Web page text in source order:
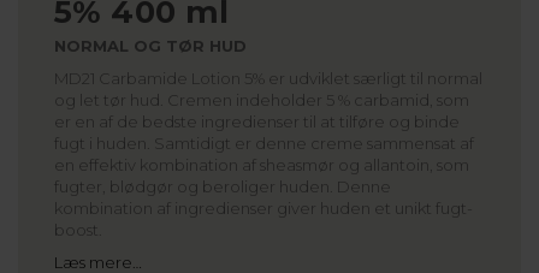
5% 400 ml
NORMAL OG TØR HUD
MD21 Carbamide Lotion 5% er udviklet særligt til normal
og let tør hud. Cremen indeholder 5 % carbamid, som
er en af de bedste ingredienser til at tilføre og binde
fugt i huden. Samtidigt er denne creme sammensat af
en effektiv kombination af sheasmør og allantoin, som
fugter, blødgør og beroliger huden. Denne
kombination af ingredienser giver huden et unikt fugt-
boost.
Læs mere…